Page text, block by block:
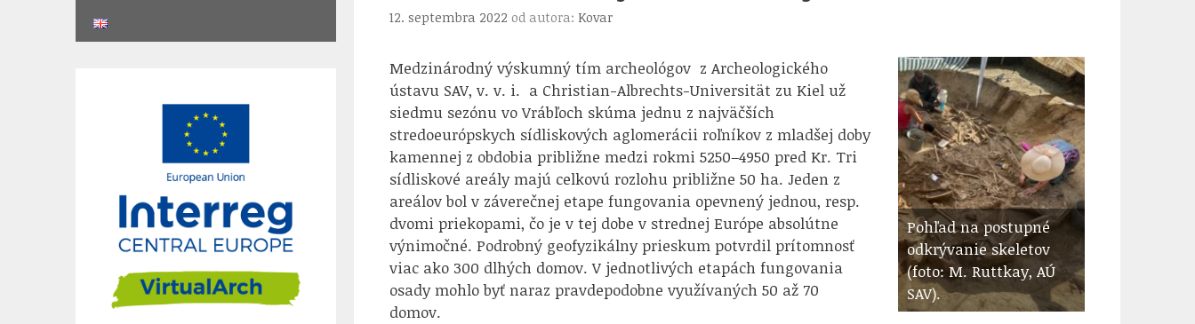
12. septembra 2022 od autora:Kovar
Pohľad na postupné
odkrývanie skeletov
(foto: M. Ruttkay, AÚ
SAV).
Medzinárodný výskumný tím archeológov z Archeologického
ústavu SAV, v. v. i. a Christian-Albrechts-Universität zu Kiel už
siedmu sezónu vo Vrábľoch skúma jednu z najväčších
stredoeurópskych sídliskových aglomerácii roľníkov z mladšej doby
kamennej z obdobia približne medzi rokmi 5250–4950 pred Kr. Tri
sídliskové areály majú celkovú rozlohu približne 50 ha. Jeden z
areálov bol v záverečnej etape fungovania opevnený jednou, resp.
dvomi priekopami, čo je v tej dobe v strednej Európe absolútne
výnimočné. Podrobný geofyzikálny prieskum potvrdil prítomnosť
viac ako 300 dlhých domov. V jednotlivých etapách fungovania
osady mohlo byť naraz pravdepodobne využívaných 50 až 70
domov.